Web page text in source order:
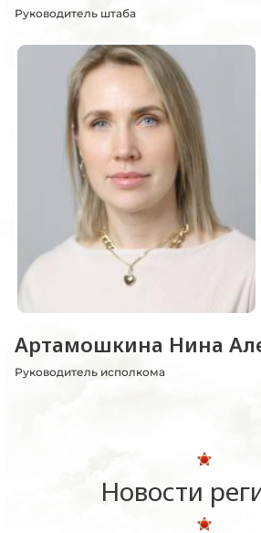
Руководитель штаба
Артамошкина Нина
Руководитель исполкома
Новости